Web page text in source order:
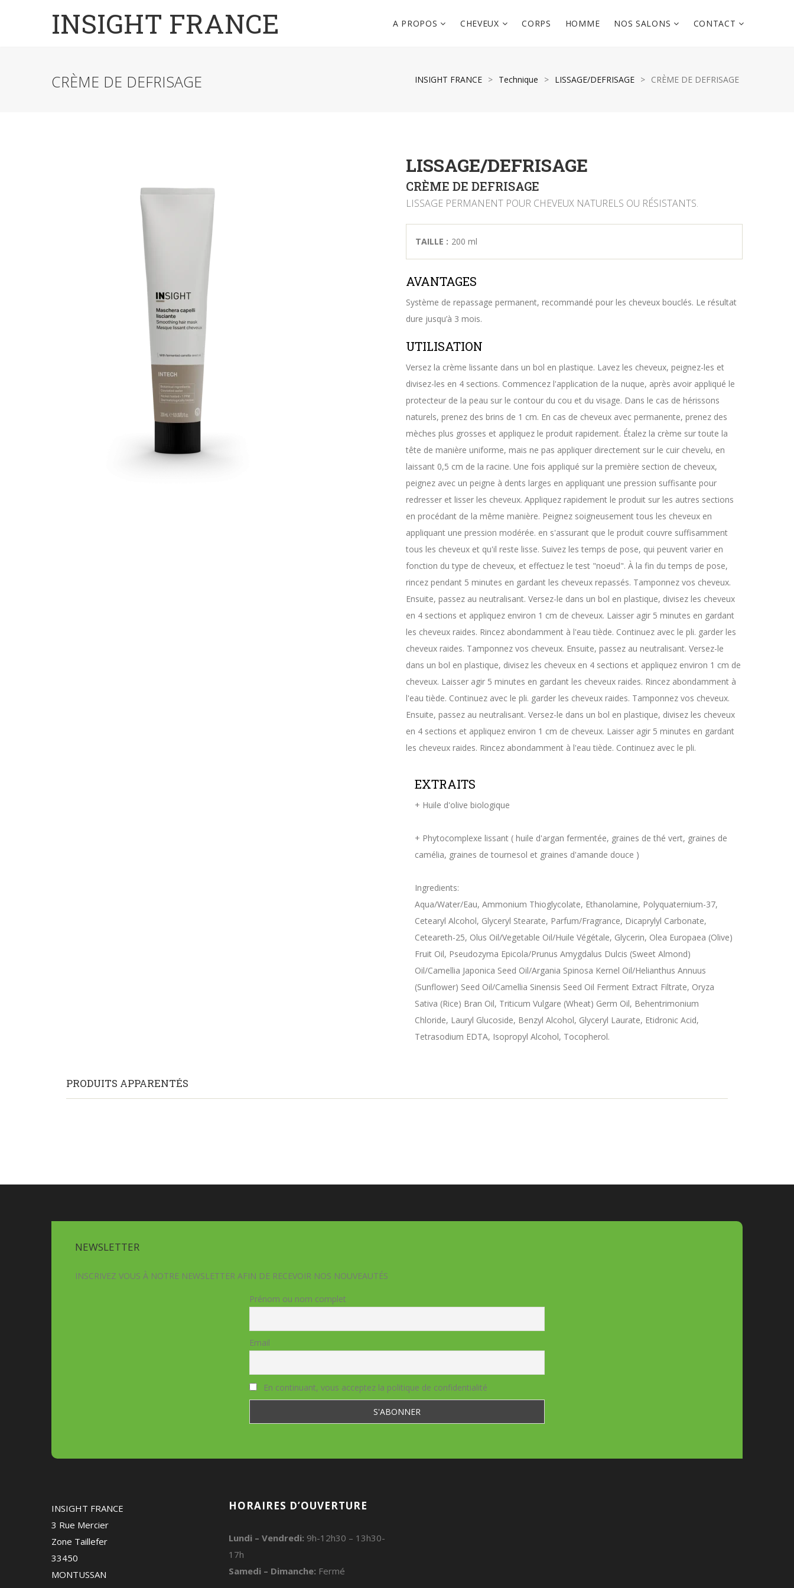
INSIGHT FRANCE A PROPOS CHEVEUX CORPS HOMME NOS SALONS CONTACT
CRÈME DE DEFRISAGE INSIGHT FRANCE > Technique > LISSAGE/DEFRISAGE > CRÈME DE DEFRISAGE
LISSAGE/DEFRISAGE
CRÈME DE DEFRISAGE
LISSAGE PERMANENT POUR CHEVEUX NATURELS OU RÉSISTANTS.
TAILLE : 200 ml
AVANTAGES
Système de repassage permanent, recommandé pour les cheveux bouclés. Le résultat
dure jusqu’à 3 mois.
UTILISATION
Versez la crème lissante dans un bol en plastique. Lavez les cheveux, peignez-les et
divisez-les en 4 sections. Commencez l'application de la nuque, après avoir appliqué le
protecteur de la peau sur le contour du cou et du visage. Dans le cas de hérissons
naturels, prenez des brins de 1 cm. En cas de cheveux avec permanente, prenez des
mèches plus grosses et appliquez le produit rapidement. Étalez la crème sur toute la
tête de manière uniforme, mais ne pas appliquer directement sur le cuir chevelu, en
laissant 0,5 cm de la racine. Une fois appliqué sur la première section de cheveux,
peignez avec un peigne à dents larges en appliquant une pression suffisante pour
redresser et lisser les cheveux. Appliquez rapidement le produit sur les autres sections
en procédant de la même manière. Peignez soigneusement tous les cheveux en
appliquant une pression modérée. en s'assurant que le produit couvre suffisamment
tous les cheveux et qu'il reste lisse. Suivez les temps de pose, qui peuvent varier en
fonction du type de cheveux, et effectuez le test "noeud". À la fin du temps de pose,
rincez pendant 5 minutes en gardant les cheveux repassés. Tamponnez vos cheveux.
Ensuite, passez au neutralisant. Versez-le dans un bol en plastique, divisez les cheveux
en 4 sections et appliquez environ 1 cm de cheveux. Laisser agir 5 minutes en gardant
les cheveux raides. Rincez abondamment à l'eau tiède. Continuez avec le pli. garder les
cheveux raides. Tamponnez vos cheveux. Ensuite, passez au neutralisant. Versez-le
dans un bol en plastique, divisez les cheveux en 4 sections et appliquez environ 1 cm de
cheveux. Laisser agir 5 minutes en gardant les cheveux raides. Rincez abondamment à
l'eau tiède. Continuez avec le pli. garder les cheveux raides. Tamponnez vos cheveux.
Ensuite, passez au neutralisant. Versez-le dans un bol en plastique, divisez les cheveux
en 4 sections et appliquez environ 1 cm de cheveux. Laisser agir 5 minutes en gardant
les cheveux raides. Rincez abondamment à l'eau tiède. Continuez avec le pli.
EXTRAITS
+ Huile d'olive biologique
+ Phytocomplexe lissant ( huile d'argan fermentée, graines de thé vert, graines de
camélia, graines de tournesol et graines d'amande douce )
Ingredients:
Aqua/Water/Eau, Ammonium Thioglycolate, Ethanolamine, Polyquaternium-37,
Cetearyl Alcohol, Glyceryl Stearate, Parfum/Fragrance, Dicaprylyl Carbonate,
Ceteareth-25, Olus Oil/Vegetable Oil/Huile Végétale, Glycerin, Olea Europaea (Olive)
Fruit Oil, Pseudozyma Epicola/Prunus Amygdalus Dulcis (Sweet Almond)
Oil/Camellia Japonica Seed Oil/Argania Spinosa Kernel Oil/Helianthus Annuus
(Sunflower) Seed Oil/Camellia Sinensis Seed Oil Ferment Extract Filtrate, Oryza
Sativa (Rice) Bran Oil, Triticum Vulgare (Wheat) Germ Oil, Behentrimonium
Chloride, Lauryl Glucoside, Benzyl Alcohol, Glyceryl Laurate, Etidronic Acid,
Tetrasodium EDTA, Isopropyl Alcohol, Tocopherol.
PRODUITS APPARENTÉS
NEWSLETTER
INSCRIVEZ VOUS À NOTRE NEWSLETTER AFIN DE RECEVOIR NOS NOUVEAUTÉS
Prénom ou nom complet
Email
En continuant, vous acceptez la politique de confidentialité
INSIGHT FRANCE
3 Rue Mercier
Zone Taillefer
33450
MONTUSSAN
HORAIRES D’OUVERTURE
Lundi – Vendredi: 9h-12h30 – 13h30-
17h
Samedi – Dimanche: Fermé